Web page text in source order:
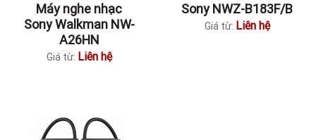
Máy nghe nhạc
Sony Walkman NW-
A26HN
Giá từ: Liên hệ
Sony NWZ-B183F/B
Giá từ: Liên hệ